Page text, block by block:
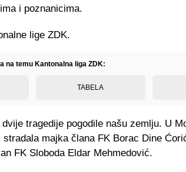
i poznanicima.
lige ZDK.
na temu Kantonalna liga ZDK:
TABELA
tragedije pogodile našu zemlju. U
majka člana FK Borac Dine
FK Sloboda Eldar Mehmedović.